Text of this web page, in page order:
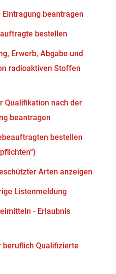
beantragen
bestellen
Erwerb, Abgabe und
radioaktiven Stoffen
Qualifikation nach der
beantragen
bestellen
Arten anzeigen
Listenmeldung
- Erlaubnis
beruflich Qualifizierte